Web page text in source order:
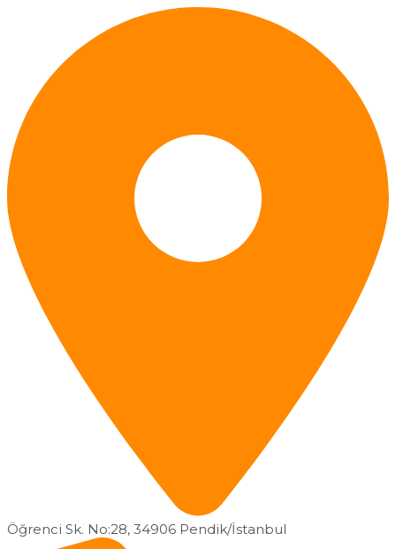
Öğrenci Sk. No:28, 34906 Pendik/İstanbul